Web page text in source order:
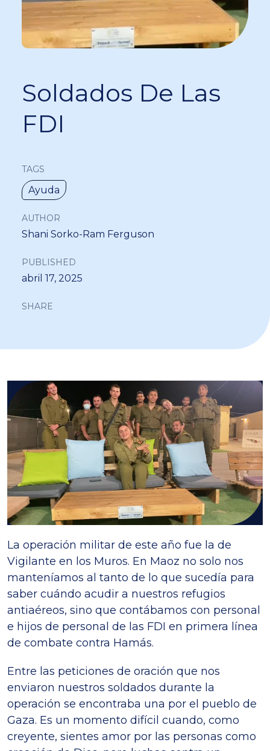
Soldados De Las
FDI
TAGS
Ayuda
AUTHOR
Shani Sorko-Ram Ferguson
PUBLISHED
abril 17, 2025
SHARE
La operación militar de este año fue la de
Vigilante en los Muros. En Maoz no solo nos
manteníamos al tanto de lo que sucedía para
saber cuándo acudir a nuestros refugios
antiaéreos, sino que contábamos con personal
e hijos de personal de las FDI en primera línea
de combate contra Hamás.
Entre las peticiones de oración que nos
enviaron nuestros soldados durante la
operación se encontraba una por el pueblo de
Gaza. Es un momento difícil cuando, como
creyente, sientes amor por las personas como